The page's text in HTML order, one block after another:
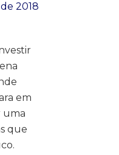
2018
em
uma
que